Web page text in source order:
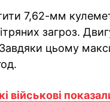
7,62-мм
загроз.
цьому
військові